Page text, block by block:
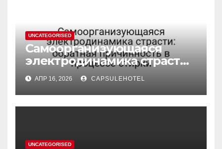
UNCATEGORISED
Самоорганизующаяся
электродинамика страсти:
обратная причинность в
процессе стирки
АПР 16, 2026 CAPSULEHOTEL
UNCATEGORISED